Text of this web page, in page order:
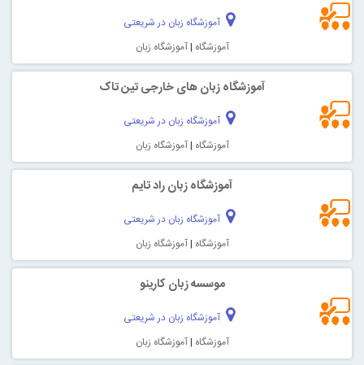
آموزشگاه زبان در شریعتی
آموزشگاه |آموزشگاه زبان
آموزشگاه زبان های خارجی تین تاک
آموزشگاه زبان در شریعتی
آموزشگاه |آموزشگاه زبان
آموزشگاه زبان راد تایم
آموزشگاه زبان در شریعتی
آموزشگاه |آموزشگاه زبان
موسسه زبان کارینو
آموزشگاه زبان در شریعتی
آموزشگاه |آموزشگاه زبان